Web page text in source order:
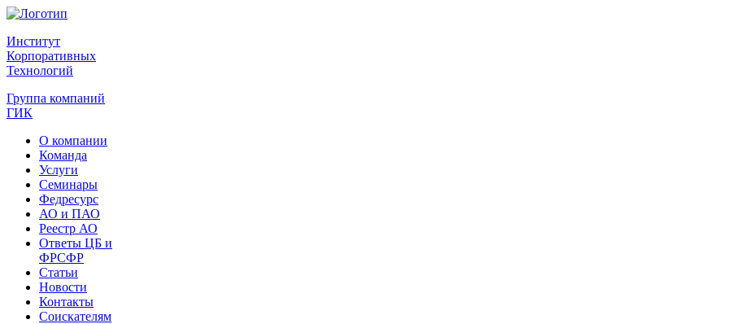
Институт
Корпоративных
Технологий
Группа компаний
ГИК
О компании
Команда
Услуги
Семинары
Федресурс
АО и ПАО
Реестр АО
Ответы ЦБ и
ФРСФР
Статьи
Новости
Контакты
Соискателям